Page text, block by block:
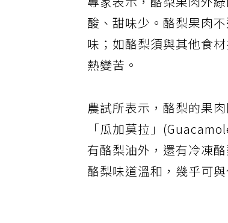
專家表示，酪梨果肉外
酸、甜味少。酪梨果肉
味；如酪梨須與其他食
熱變苦。
農試所表示，酪梨的果
「瓜加莫拉」
有酪梨油外，還有冷凍
酪梨味道溫和，幾乎可